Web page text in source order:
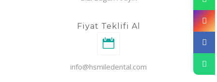
Fiyat Teklifi Al
info@hsmiledental.com